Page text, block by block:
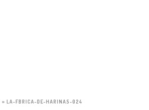
» LA-FBRICA-DE-HARINAS-024